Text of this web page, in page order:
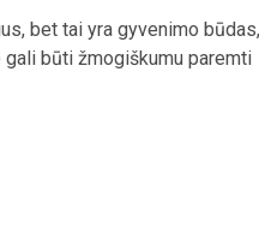
bet tai yra gyvenimo
būti žmogiškumu paremti